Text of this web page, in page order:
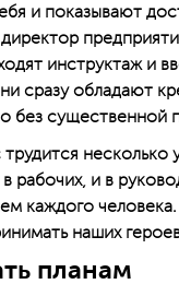
и показывают
директор
инструктаж и
сразу обладают
без существенной
трудится
рабочих, и в
каждого
наших
планам